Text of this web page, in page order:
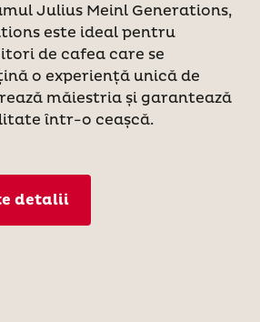
Julius Meinl Generations,
este ideal pentru
de cafea care se
o experiență unică de
măiestria și garantează
într-o ceașcă.
detalii